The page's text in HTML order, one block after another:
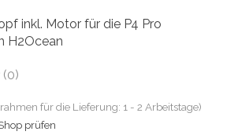
inkl. Motor für die P4 Pro
H2Ocean
Produkts ist
(0)
für die Lieferung: 1 - 2 Arbeitstage)
prüfen